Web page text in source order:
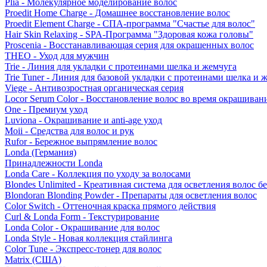
Plia - Молекулярное моделирование волос
Proedit Home Charge - Домашнее восстановление волос
Proedit Element Charge - СПА-программа "Счастье для волос"
Hair Skin Relaxing - SPA-Программа "Здоровая кожа головы"
Proscenia - Восстанавливающая серия для окрашенных волос
THEO - Уход для мужчин
Trie - Линия для укладки с протеинами шелка и жемчуга
Trie Tuner - Линия для базовой укладки с протеинами шелка и
Viege - Антивозростная органическая серия
Locor Serum Color - Восстановление волос во время
One - Премиум уход
Luviona - Окрашивание и anti-age уход
Moii - Средства для волос и рук
Rufor - Бережное выпрямление волос
Londa (Германия)
Принадлежности Londa
Londa Care - Коллекция по уходу за волосами
Blondes Unlimited - Креативная система для осветления волос
Blondoran Blonding Powder - Препараты для осветления волос
Color Switch - Оттеночная краска прямого действия
Curl & Londa Form - Текстурирование
Londa Color - Окрашивание для волос
Londa Style - Новая коллекция стайлинга
Color Tune - Экспресс-тонер для волос
Matrix (США)